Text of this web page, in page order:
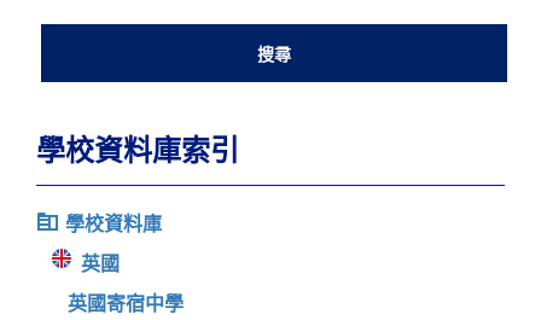
學校資料庫索引
學校資料庫
英國
英國寄宿中學